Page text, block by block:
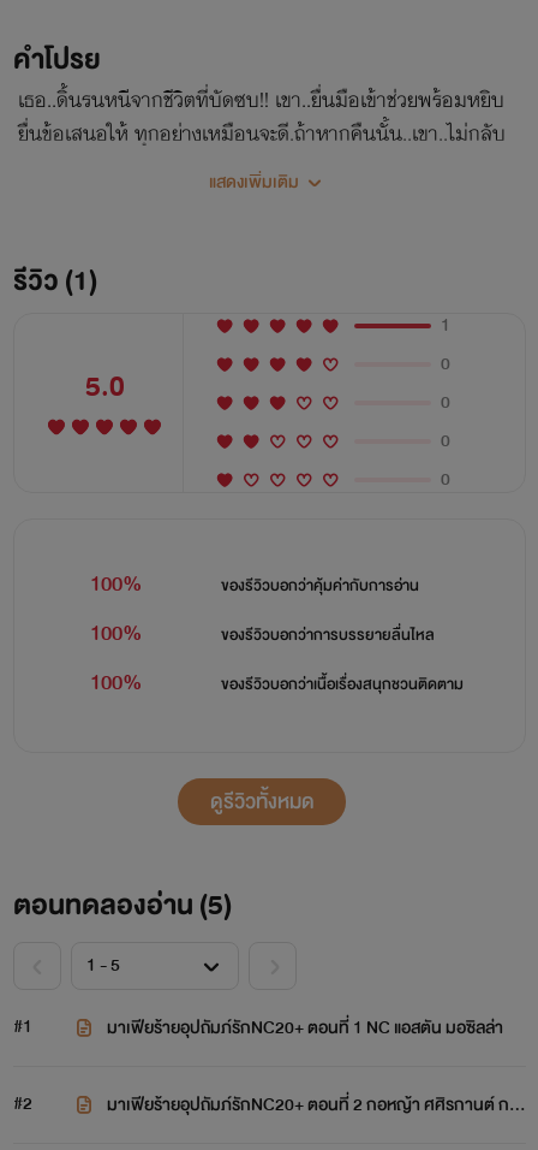
คำโปรย
เธอ..ดิ้นรนหนีจากชีวิตที่บัดซบ!! เขา..ยื่นมือเข้าช่วยพร้อมหยิบ
ยื่นข้อเสนอให้ ทุกอย่างเหมือนจะดี.ถ้าหากคืนนั้น..เขา..ไม่กลับ
มาทวง ‘บางสิ่งบางอย่าง’..จากเธอ!
แสดงเพิ่มเติม
รีวิว (1)
5.0
1
0
0
0
0
100% ของรีวิวบอกว่าคุ้มค่ากับการอ่าน
100% ของรีวิวบอกว่าการบรรยายลื่นไหล
100% ของรีวิวบอกว่าเนื้อเรื่องสนุกชวนติดตาม
ดูรีวิวทั้งหมด
ตอนทดลองอ่าน (5)
#1 มาเฟียร้ายอุปถัมภ์รักNC20+ ตอนที่ 1 NC แอสตัน มอซิลล่า
#2
มาเฟียร้ายอุปถัมภ์รักNC20+ ตอนที่ 2 กอหญ้า ศศิรกานต์ กม